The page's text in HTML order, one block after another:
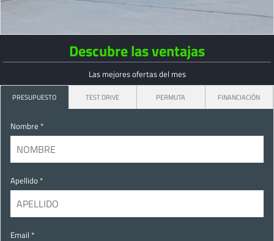
Descubre las ventajas
Las mejores ofertas del mes
PRESUPUESTO TEST DRIVE PERMUTA FINANCIACIÓN
Nombre *
Apellido *
Email *